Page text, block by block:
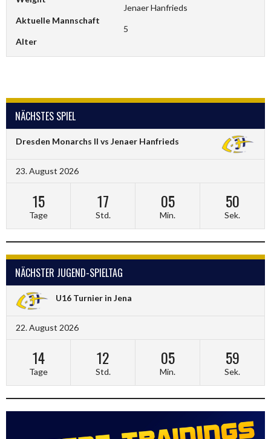
Aktuelle Mannschaft
Jenaer Hanfrieds
Alter
5
NÄCHSTES SPIEL
Dresden Monarchs II vs Jenaer Hanfrieds
23. August 2026
15
Tage
17
Std.
05
Min.
50
Sek.
NÄCHSTER JUGEND-SPIELTAG
U16 Turnier in Jena
22. August 2026
14
Tage
12
Std.
05
Min.
59
Sek.